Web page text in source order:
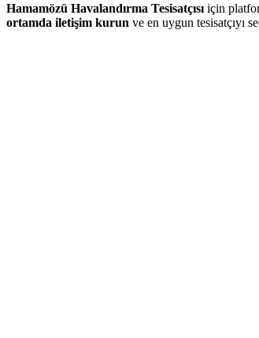
Hamamözü Havalandırma Tesisatçısı için
ortamda iletişim kurun ve en uygun tesisatçıyı